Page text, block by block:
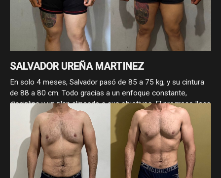
SALVADOR UREÑA MARTINEZ
En solo 4 meses, Salvador pasó de 85 a 75 kg, y su cintura
de 88 a 80 cm. Todo gracias a un enfoque constante,
disciplina y un plan alineado a sus objetivos. El progreso llega
cuando se hace las cosas bien.